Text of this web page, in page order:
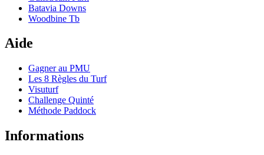
Batavia Downs
Woodbine Tb
Aide
Gagner au PMU
Les 8 Règles du Turf
Visuturf
Challenge Quinté
Méthode Paddock
Informations